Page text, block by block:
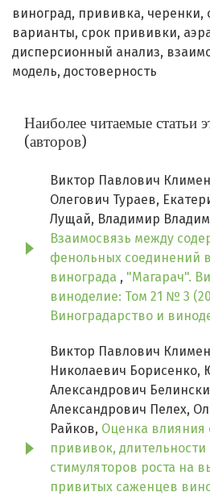
виноград прививка черенки
варианты срок прививки
дисперсионный анализ
модель достоверность
Наиболее читаемые статьи
(авторов)
Виктор Павлович
Олегович Тураев,
Лущай, Владимир
Взаимосвязь между
фенольных соединений
винограда , "Магарач".
виноделие: Том 21 № 3
Виноградарство и
Виктор Павлович
Николаевич Борисенко,
Александрович
Александрович Пелех,
Райков, Оценка влияния
прививок,
стимуляторов роста на
привитых саженцев